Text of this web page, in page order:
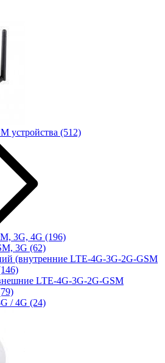
устройства (512)
3G, 4G (196)
3G (62)
(внутренние LTE-4G-3G-2G-GSM
LTE-4G-3G-2G-GSM
/ 4G (24)